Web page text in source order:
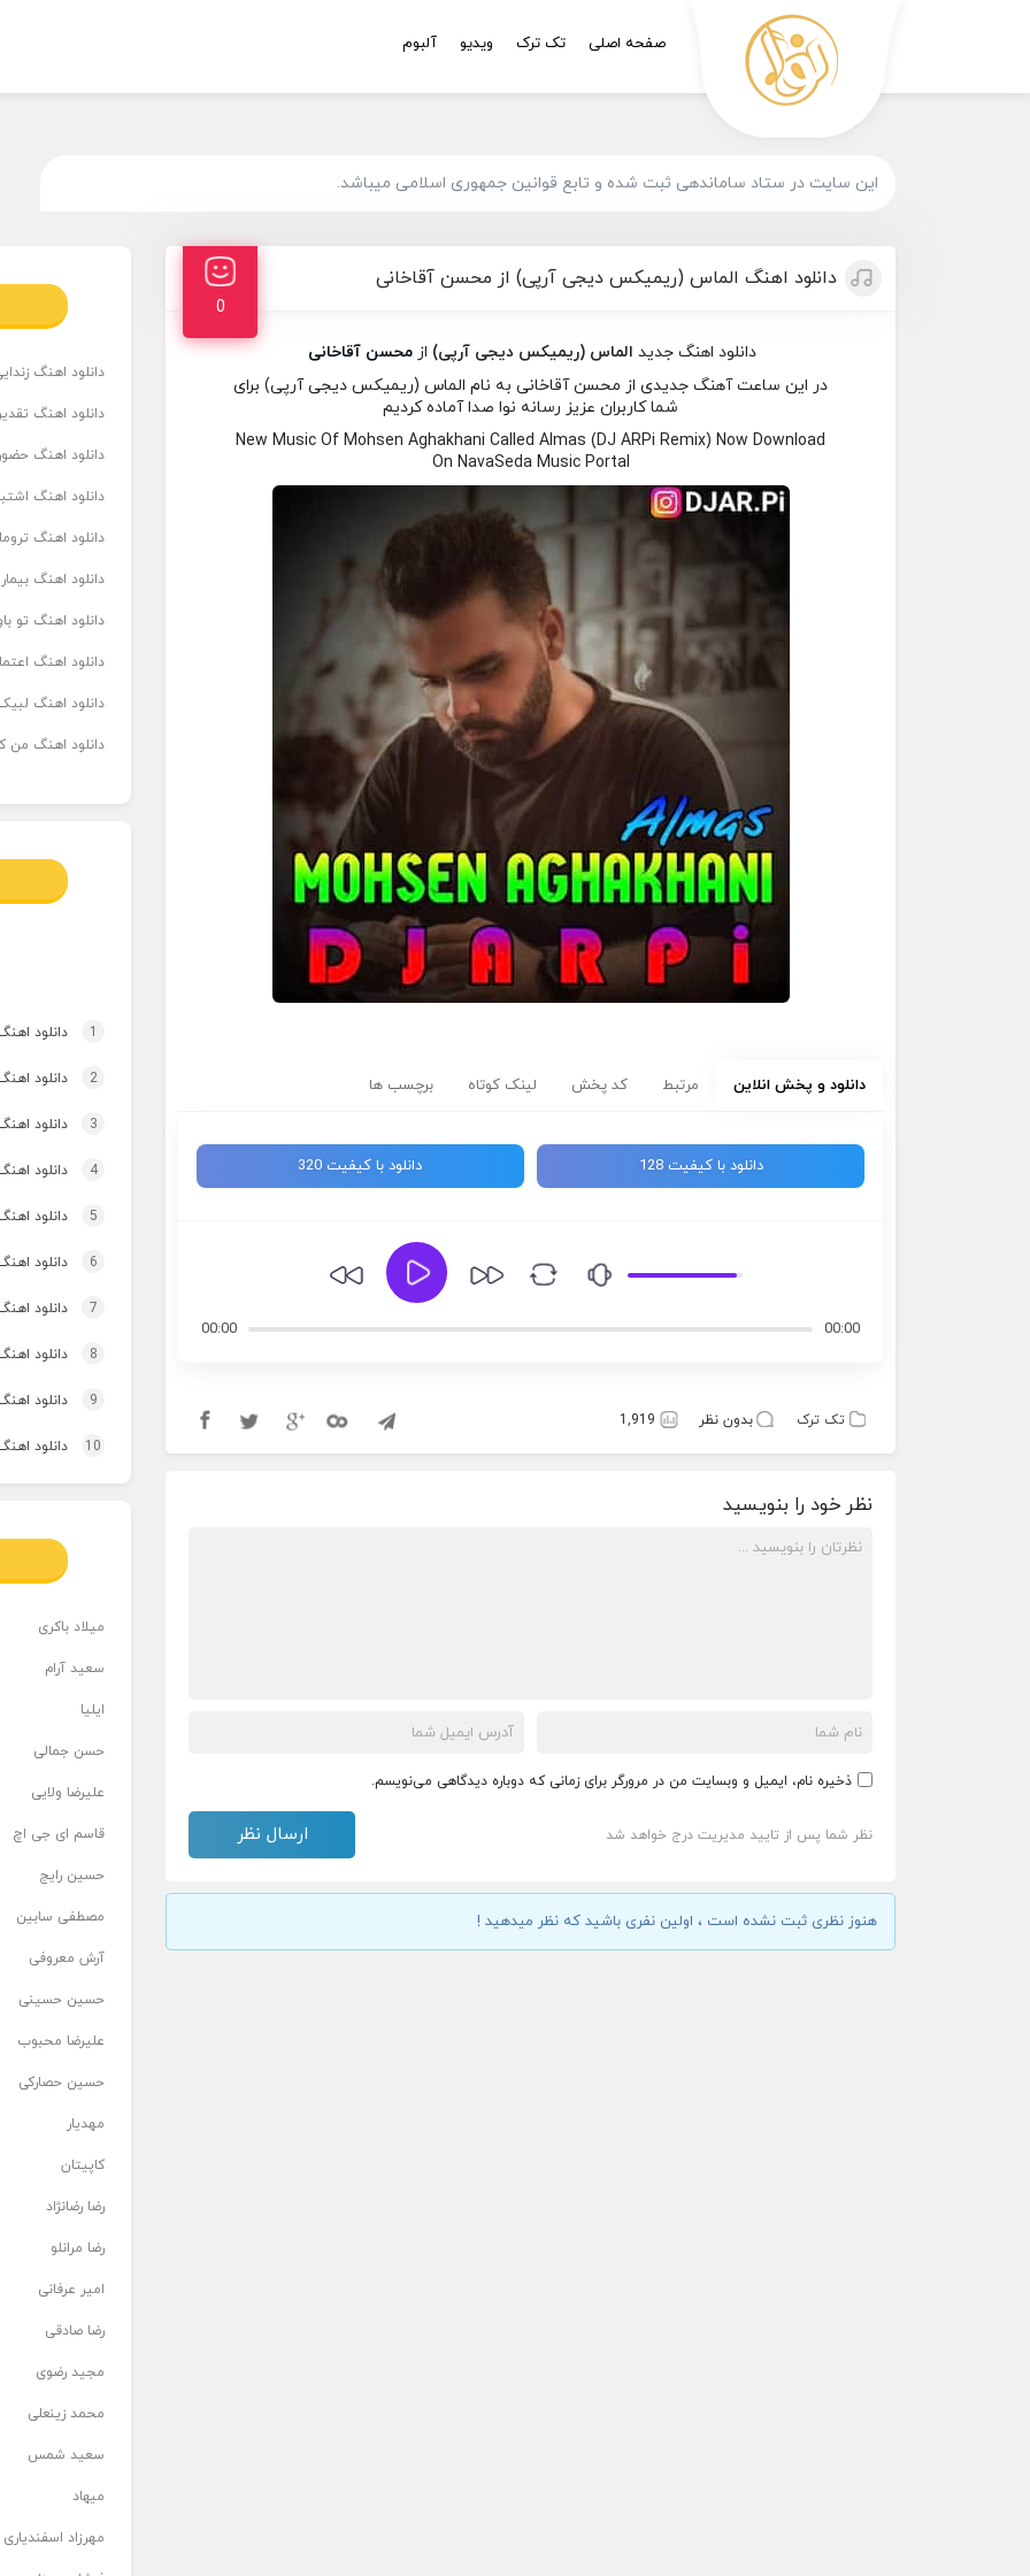
صفحه اصلی تک ترک ویدیو آلبوم
این سایت در ستاد ساماندهی ثبت شده و تابع قوانین جمهوری اسلامی میباشد.
دانلود اهنگ الماس (ریمیکس دیجی آرپی) از محسن آقاخانی
0
دانلود اهنگ جدید الماس (ریمیکس دیجی آرپی) ازمحسن آقاخانی
در این ساعت آهنگ جدیدی از محسن آقاخانی به نام الماس (ریمیکس دیجی آرپی) برای
شما کاربران عزیز رسانه نوا صدا آماده کردیم
New Music Of Mohsen Aghakhani Called Almas (DJ ARPi Remix) Now Download
On NavaSeda Music Portal
دانلود و پخش انلاین مرتبط کد پخش لینک کوتاه برچسب ها
دانلود با کیفیت 128 دانلود با کیفیت 320
00:00
00:00
تک ترک بدون نظر 1,919
نظر خود را بنویسید
ذخیره نام، ایمیل و وبسایت من در مرورگر برای زمانی که دوباره دیدگاهی می‌نویسم.
نظر شما پس از تایید مدیریت درج خواهد شد
هنوز نظری ثبت نشده است ، اولین نفری باشید که نظر میدهید !
دانلود اهنگ
دانلود اهنگ
دانلود اهنگ
دانلود اهنگ
دانلود اهنگ
دانلود اهنگ
دانلود اهنگ تو
دانلود اهنگ
دانلود اهنگ
دانلود اهنگ من
1 دانلود اهنگ تاپ و
2 دانلود
3 دانلود اهنگ برنو
4 دانلود
5 دانلود
6 دانلود
7 دانلود
8 دانلود
9 دانلود
10 دانلود
میلاد باکری
سعید آرام
ایلیا
حسن جمالی
علیرضا ولایی
قاسم ای جی اچ
حسین رایج
مصطفی سابین
آرش معروفی
حسین حسینی
علیرضا محبوب
حسین حصارکی
مهدیار
کاپیتان
رضا رضانژاد
رضا مرانلو
امیر عرفانی
رضا صادقی
مجید رضوی
محمد زینعلی
سعید شمس
میهاد
مهرزاد اسفندیاری